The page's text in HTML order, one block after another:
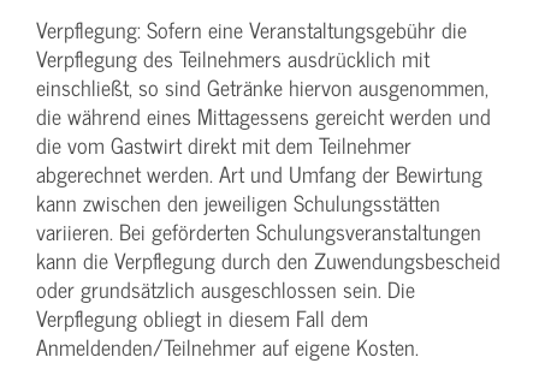
Verpflegung: Sofern eine Veranstaltungs­gebühr die
Verpflegung des Teilnehmers ausdrücklich mit
einschließt, so sind Getränke hiervon ausgenommen,
die während eines Mittagessens gereicht werden und
die vom Gastwirt direkt mit dem Teilnehmer
abgerechnet werden. Art und Umfang der Bewirtung
kann zwischen den jeweiligen Schulungsstätten
variieren. Bei geförderten Schulungs­veranstaltungen
kann die Verpflegung durch den Zuwendungs­bescheid
oder grundsätzlich ausgeschlossen sein. Die
Verpflegung obliegt in diesem Fall dem
Anmeldenden/­Teilnehmer auf eigene Kosten.